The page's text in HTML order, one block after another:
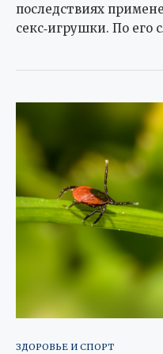
последствиях
секс‑игрушки. По его
ЗДОРОВЬЕ И СПОРТ